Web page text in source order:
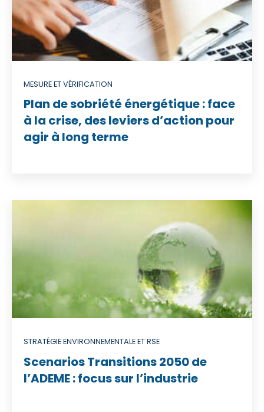
MESURE ET VÉRIFICATION
Plan de sobriété énergétique : face
à la crise, des leviers d’action pour
agir à long terme
STRATÉGIE ENVIRONNEMENTALE ET RSE
Scenarios Transitions 2050 de
l’ADEME : focus sur l’industrie